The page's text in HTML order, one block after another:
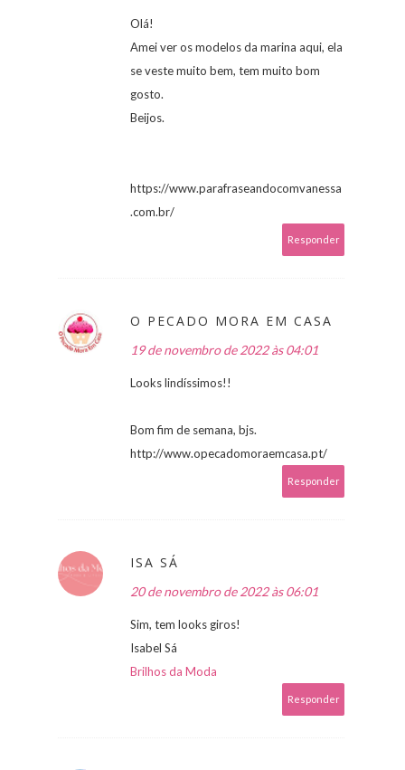
Olá!
Amei ver os modelos da marina aqui, ela
se veste muito bem, tem muito bom
gosto.
Beijos.
https://www.parafraseandocomvanessa
.com.br/
Responder
O PECADO MORA EM CASA
19 de novembro de 2022 às 04:01
Looks lindíssimos!!
Bom fim de semana, bjs.
http://www.opecadomoraemcasa.pt/
Responder
ISA SÁ
20 de novembro de 2022 às 06:01
Sim, tem looks giros!
Isabel Sá
Brilhos da Moda
Responder